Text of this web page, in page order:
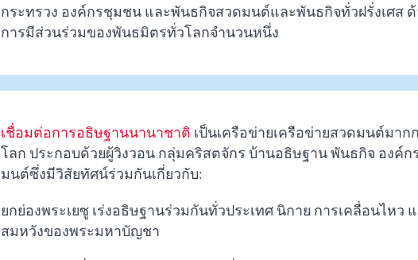
กระทรวง องค์กรชุมชน และพันธกิจสวดมนต์และพันธกิจทั่วฝรั่งเศส
การมีส่วนร่วมของพันธมิตรทั่วโลกจำนวนหนึ่ง
เชื่อมต่อการอธิษฐานนานาชาติ เป็นเครือข่ายเครือข่ายสวดมนต์มาก
โลก ประกอบด้วยผู้วิงวอน กลุ่มคริสตจักร บ้านอธิษฐาน พันธกิจ องค์ก
มนต์ซึ่งมีวิสัยทัศน์ร่วมกันเกี่ยวกับ:
ยกย่องพระเยซู เร่งอธิษฐานร่วมกันทั่วประเทศ นิกาย การเคลื่อนไหว
สมหวังของพระมหาบัญชา